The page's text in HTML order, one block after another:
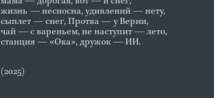
жизнь — несносна, удивлений — нету,
сыплет — снег, Протва — у Верии,
чай — с вареньем, не наступит — лето,
станция — «Ока», дружок — ИИ.
(2025)